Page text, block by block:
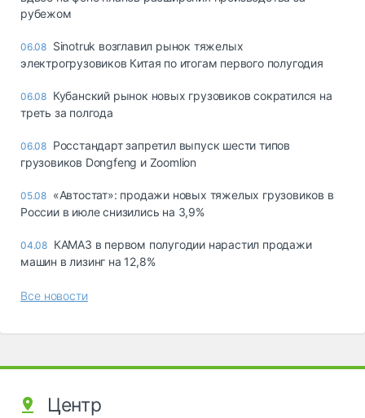
рубежом
06.08 Sinotruk возглавил рынок тяжелых
электрогрузовиков Китая по итогам первого полугодия
06.08 Кубанский рынок новых грузовиков сократился на
треть за полгода
06.08 Росстандарт запретил выпуск шести типов
грузовиков Dongfeng и Zoomlion
05.08 «Автостат»: продажи новых тяжелых грузовиков в
России в июле снизились на 3,9%
04.08 КАМАЗ в первом полугодии нарастил продажи
машин в лизинг на 12,8%
Все новости
Центр